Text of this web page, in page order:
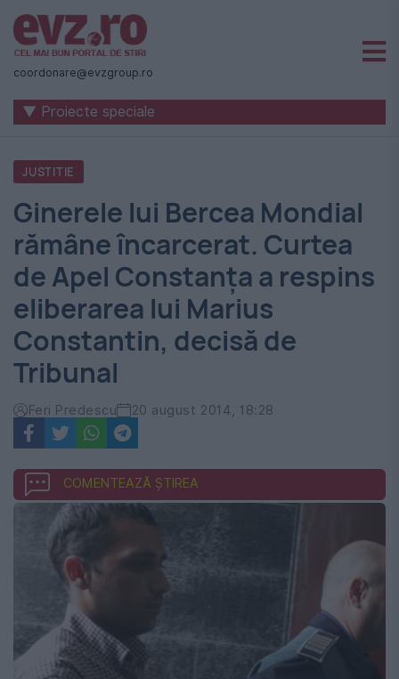
Știri
naționale
internaționale
România
-
Evenimentul
Zilei
coordonare@evzgroup.ro
▼ Proiecte speciale
JUSTITIE
Ginerele lui Bercea Mondial
rămâne încarcerat. Curtea
de Apel Constanţa a respins
eliberarea lui Marius
Constantin, decisă de
Tribunal
Feri Predescu 20 august 2014, 18:28
COMENTEAZĂ ȘTIREA